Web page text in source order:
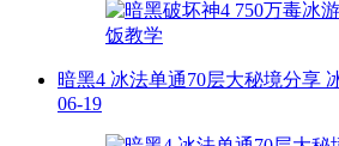
暗黑4 冰法单通70层大秘境分享
06-19